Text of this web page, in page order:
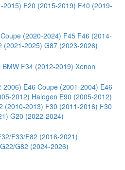
2015) F20 (2015-2019) F40 (2019-
(2020-2024) F45 F46 (2014-
(2021-2025) G87 (2023-2026)
BMW F34 (2012-2019) Xenon
2006) E46 Coupe (2001-2004) E46
2012) Halogen E90 (2005-2012)
(2010-2013) F30 (2011-2016) F30
G20 (2022-2024)
F33/F82 (2016-2021)
G22/G82 (2024-2026)